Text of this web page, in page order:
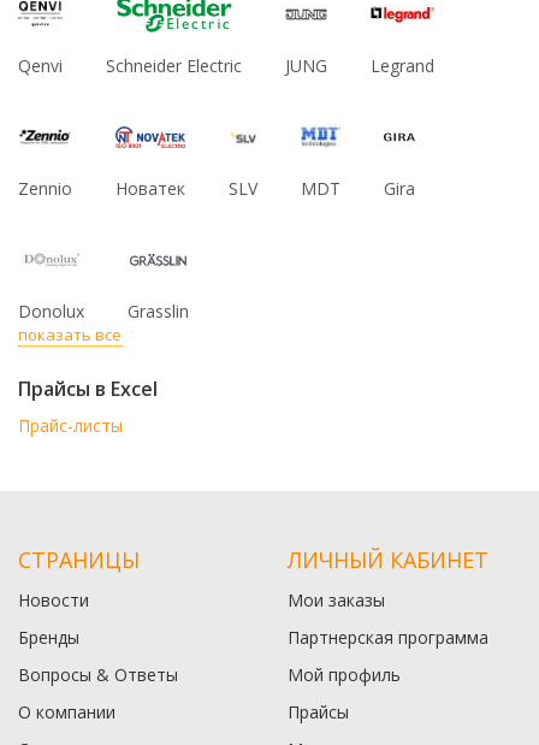
Qenvi Schneider Electric JUNG Legrand
Zennio Новатек SLV MDT Gira
Donolux Grasslin
показать все
Прайсы в Excel
Прайс-листы
СТРАНИЦЫ
Новости
Бренды
Вопросы & Ответы
О компании
ЛИЧНЫЙ КАБИНЕТ
Мои заказы
Партнерская программа
Мой профиль
Прайсы